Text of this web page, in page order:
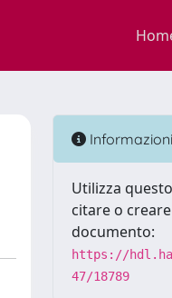
Informazioni
Utilizza
citare o
documento:
https://
47/18789